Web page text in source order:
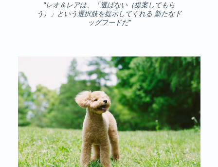
"レオ＆レアは、「選ばない（提案してもら
う）」という選択肢を提示してくれる 新たなド
ッグフードだ"